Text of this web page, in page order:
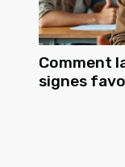
Comment
signes